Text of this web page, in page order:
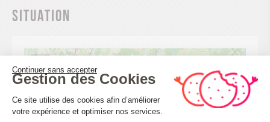
Situation
−
Continuer sans accepter
Gestion des Cookies
Plateforme de Gestion du
Ce site utilise des cookies afin d’améliorer
votre expérience et optimiser nos services.